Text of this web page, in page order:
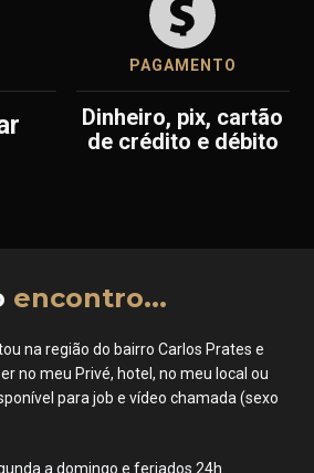
PAGAMENTO
dinheiro, pix, cartão
de crédito e débito
encontro...
na região do bairro Carlos Prates e
no meu Privé, hotel, no meu local ou
para job e vídeo chamada (sexo
a domingo e feriados 24h.